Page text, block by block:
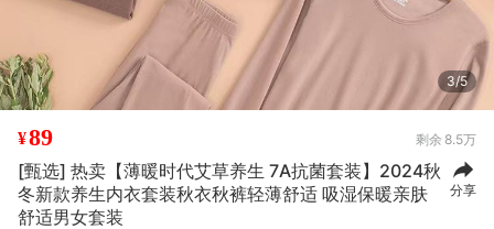
4/5
¥89 剩余 8.5万
[甄选] 热卖【薄暖时代艾草养生 7A抗菌套装】2024秋
冬新款养生内衣套装秋衣秋裤轻薄舒适 吸湿保暖亲肤
舒适男女套装
分享